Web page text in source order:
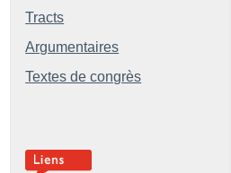
Tracts
Argumentaires
Textes de congrès